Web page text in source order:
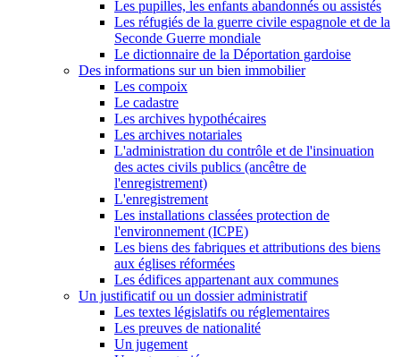
Les pupilles, les enfants abandonnés ou assistés
Les réfugiés de la guerre civile espagnole et de la
Seconde Guerre mondiale
Le dictionnaire de la Déportation gardoise
Des informations sur un bien immobilier
Les compoix
Le cadastre
Les archives hypothécaires
Les archives notariales
L'administration du contrôle et de l'insinuation
des actes civils publics (ancêtre de
l'enregistrement)
L'enregistrement
Les installations classées protection de
l'environnement (ICPE)
Les biens des fabriques et attributions des biens
aux églises réformées
Les édifices appartenant aux communes
Un justificatif ou un dossier administratif
Les textes législatifs ou réglementaires
Les preuves de nationalité
Un jugement